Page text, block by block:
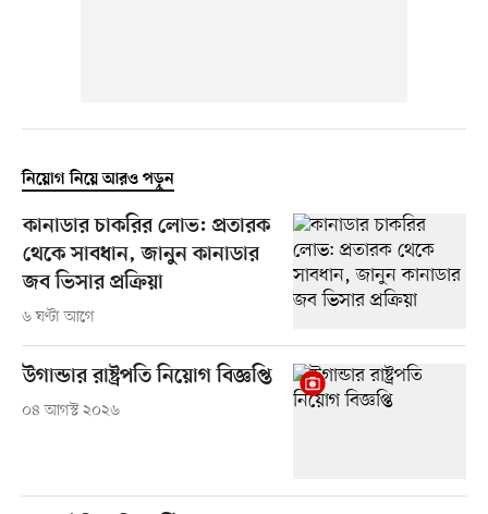
নিয়োগ নিয়ে আরও পড়ুন
কানাডার চাকরির লোভ: প্রতারক
থেকে সাবধান, জানুন কানাডার
জব ভিসার প্রক্রিয়া
৬ ঘণ্টা আগে
উগান্ডার রাষ্ট্রপতি নিয়োগ বিজ্ঞপ্তি
০৪ আগস্ট ২০২৬